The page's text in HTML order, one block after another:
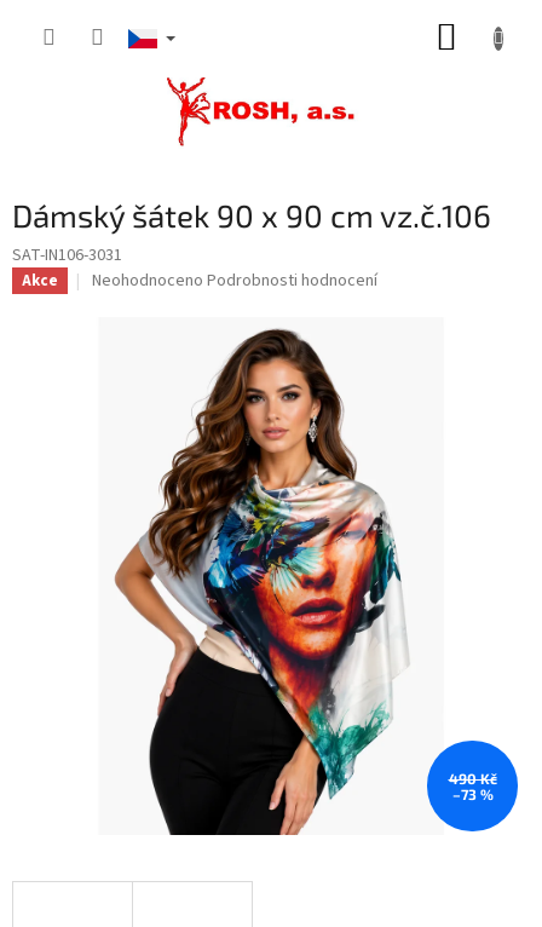
Dámský šátek 90 x 90 cm vz.č.106
SAT-IN106-3031
Akce
Průměrné
Neohodnoceno Podrobnosti hodnocení
490 Kč
–73 %